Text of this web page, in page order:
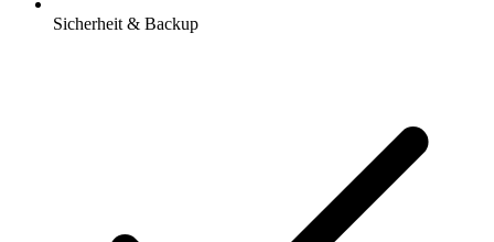
Sicherheit & Backup